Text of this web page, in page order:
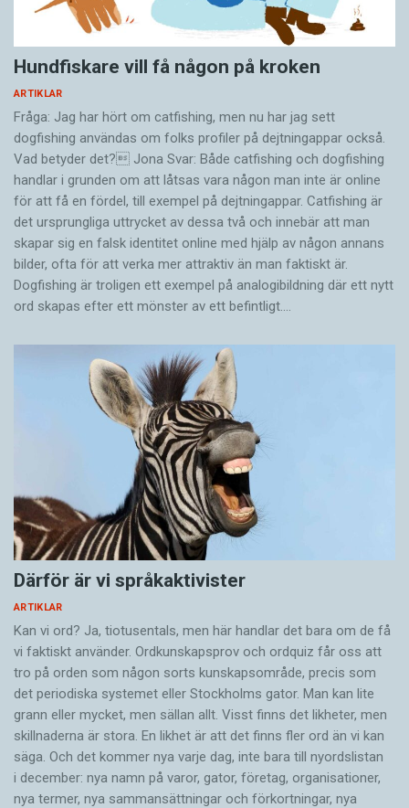
parallellt. Att många taktila läsare fördelar
läsningen av textraderna på båda händerna är
sannolikt ett sätt att öka läshastigheten.
När vi lyssnar eller läser försöker vi göra det till
minsta möjliga kostnad vad gäller möda och
tidsåtgång. Samtidigt vill vi nå fram till en
tillfredsställande tolkning av det som sägs eller
skrivs. Prioriterar vi hastigheten kan tolkningen
bli lidande. Prioriterar vi tolkningen kostar det
nästan alltid mycket tid. Att lyssna på talat
språk måste gå fort. Att läsa behöver inte gå
Att lära sig lyssna och läsa är färdigheter som
värderas högt i vår kultur där språk spelar en
central roll i de allra flesta sammanhang. Att det
finns både talat och skrivet språk i vår kultur
beror på att tal och skrift används i olika
sociala och kulturella situationer och till en del
betjänar olika funktioner. Samtidigt får
skillnaderna mellan tal och skrift delvis olika
konsekvenser för hur vi bearbetar information
och i viss mån för hur vi organiserar vår
uppmärksamhet och vad vi minns.
Språklig mångfald blir därigenom en tillgång för
vårt samhälle – inte bara vad gäller språk som
svenska, franska eller turkiska, utan också vad
gäller auditivt, visuellt och taktilt språk.
Hundfiskare vill få någon på kroken
ARTIKLAR
Fråga: Jag har hört om catfishing, men nu har jag sett
dogfishing användas om folks profiler på dejtningappar också.
Vad betyder det? Jona Svar: Både catfishing och dogfishing
handlar i grunden om att låtsas vara någon man inte är online
för att få en fördel, till exempel på dejtningappar. Catfishing är
det ursprungliga uttrycket av dessa två och innebär att man
skapar sig en falsk identitet online med hjälp av någon annans
bilder, ofta för att verka mer attraktiv än man faktiskt är.
Dogfishing är troligen ett exempel på analogibildning där ett nytt
ord skapas efter ett mönster av ett befintligt.…
Därför är vi språkaktivister
ARTIKLAR
Kan vi ord? Ja, tiotusentals, men här handlar det bara om de få
vi faktiskt använder. Ordkunskapsprov och ordquiz får oss att
tro på orden som någon sorts kunskapsområde, precis som
det periodiska systemet eller Stockholms gator. Man kan lite
grann eller mycket, men sällan allt. Visst finns det likheter, men
skillnaderna är stora. En likhet är att det finns fler ord än vi kan
säga. Och det kommer nya varje dag, inte bara till nyordslistan
i december: nya namn på varor, gator, företag, organisationer,
nya termer, nya samman­sättningar och förkortningar, nya